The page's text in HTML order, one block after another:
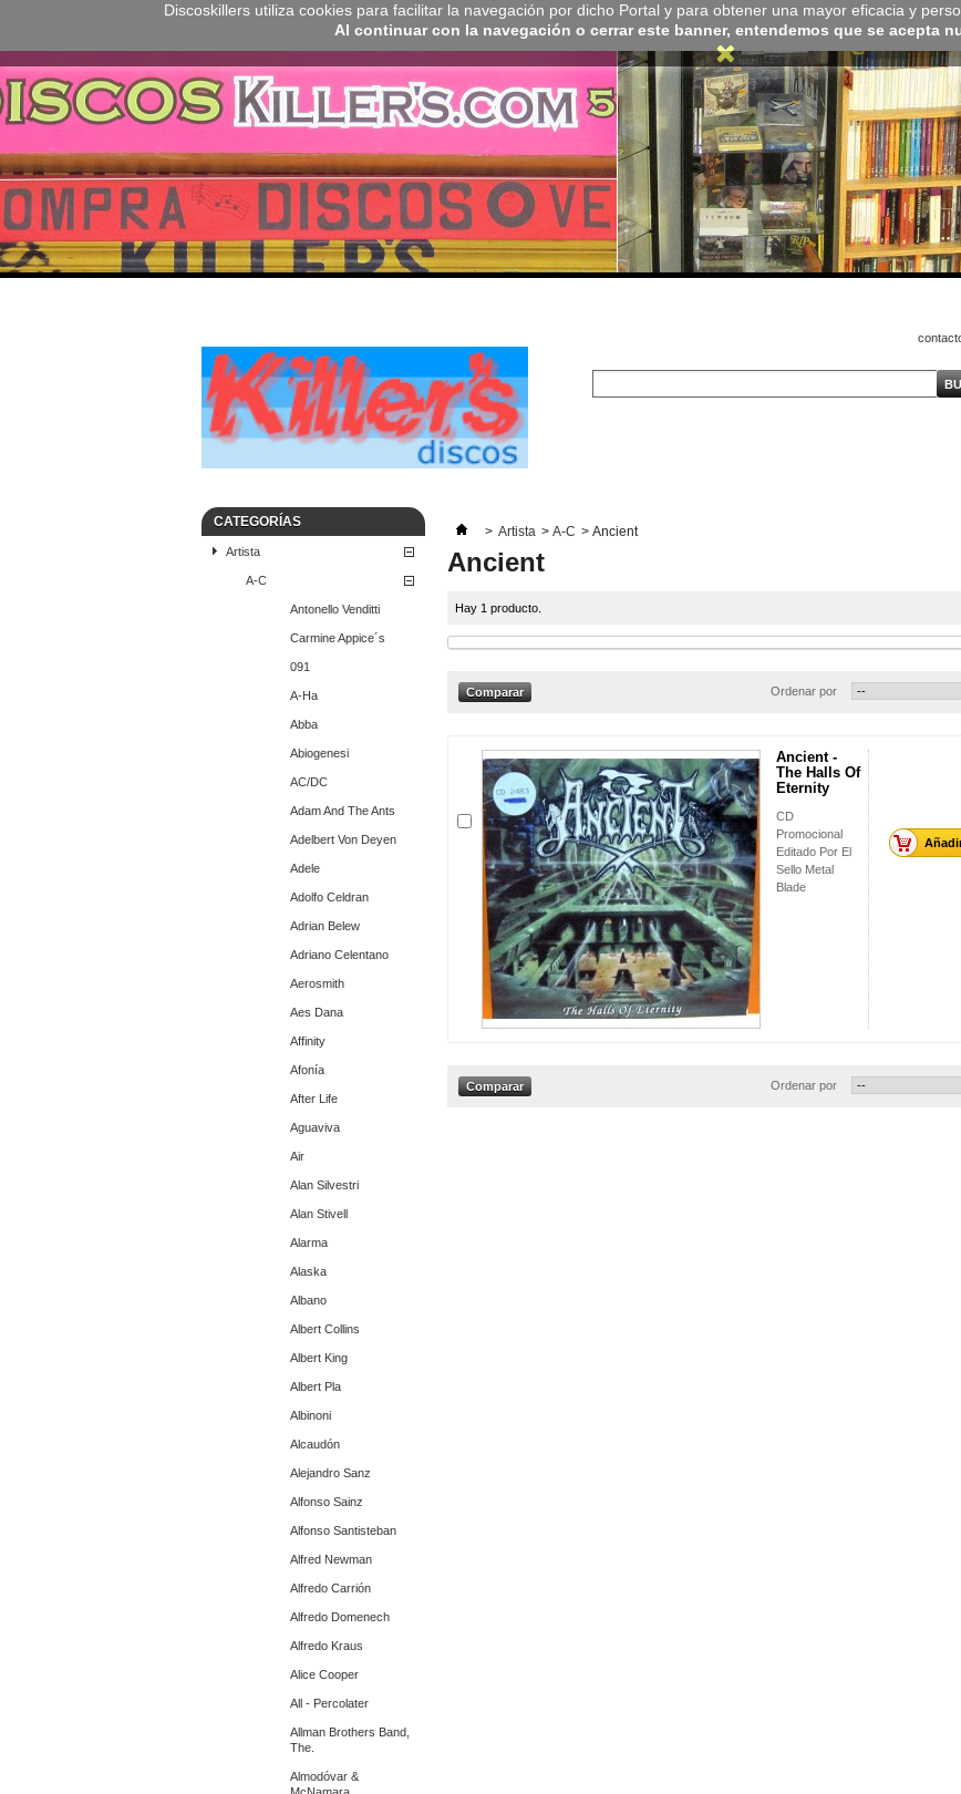
Discoskillers utiliza cookies para facilitar la navegación por dicho Portal y para obtener una mayor eficacia y
Al continuar con la navegación o cerrar este banner, entendemos que se acepta
CATEGORÍAS
Artista
A-C
Antonello Venditti
Carmine Appice´s
091
A-Ha
Abba
Abiogenesi
AC/DC
Adam And The Ants
Adelbert Von Deyen
Adele
Adolfo Celdran
Adrian Belew
Adriano Celentano
Aerosmith
Aes Dana
Affinity
Afonía
After Life
Aguaviva
Air
Alan Silvestri
Alan Stivell
Alarma
Alaska
Albano
Albert Collins
Albert King
Albert Pla
Albinoni
Alcaudón
Alejandro Sanz
Alfonso Sainz
Alfonso Santisteban
Alfred Newman
Alfredo Carrión
Alfredo Domenech
Alfredo Kraus
Alice Cooper
All - Percolater
Allman Brothers Band,
The.
Almodóvar &
> Artista > A-C > Ancient
Ancient
Hay 1 producto.
Ordenar por
Ancient -
The Halls Of
Eternity
CD
Promocional
Editado Por El
Sello Metal
Blade
Ordenar por